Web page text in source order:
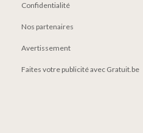
Confidentialité
Nos partenaires
Avertissement
Faites votre publicité avec Gratuit.be